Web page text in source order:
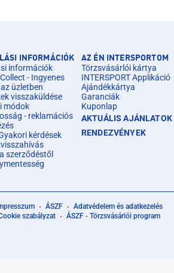
INFORMÁCIÓK
információk
- Ingyenes
üzletben
visszaküldése
módok
- reklamációs
kérdések
szerződéstől
AZ ÉN INTERSPORTOM
Törzsvásárlói kártya
INTERSPORT Applikáció
Ajándékkártya
Garanciák
Kuponlap
AKTUÁLIS AJÁNLATOK
RENDEZVÉNYEK
ÁSZF
Adatvédelem és adatkezelés
szabályzat
ÁSZF - Törzsvásárlói program